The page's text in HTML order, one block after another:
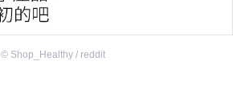
© Shop_Healthy / reddit